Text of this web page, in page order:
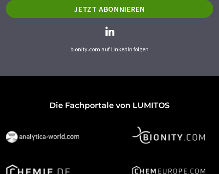
JETZT ABONNIEREN
bionity.com auf LinkedIn folgen
Die Fachportale von LUMITOS